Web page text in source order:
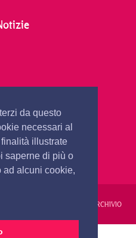
da questo
necessari al
illustrate
saperne di più o
ad alcuni cookie,
COOKIES ARCHIVIO